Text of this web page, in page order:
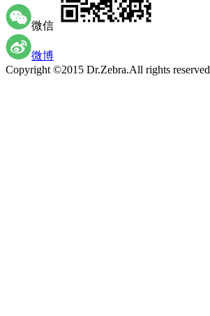
微信
微博
Copyright ©2015 Dr.Zebra.All rights reserved